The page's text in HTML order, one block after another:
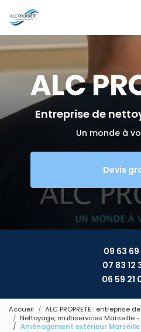
au
contenu
principal
Entreprise de
Un monde à
Devis
09 63 69
07 83 12
06 59 21
Accueil
ALC PROPRETE : entreprise
Nettoyage, multiservices Marseille -
Aménagement extérieur Marseille -